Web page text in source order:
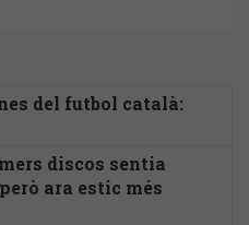
del futbol català:
discos sentia
ara estic més